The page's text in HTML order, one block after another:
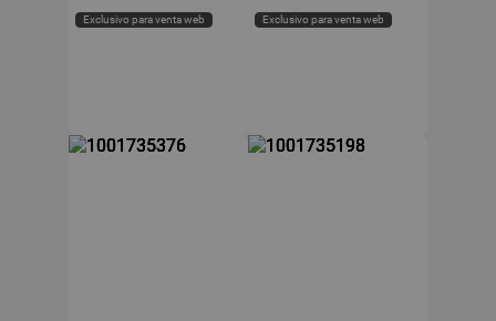
Exclusivo para venta web Exclusivo para venta web